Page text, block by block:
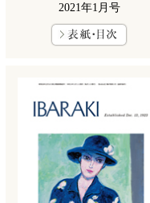
2021年1月号